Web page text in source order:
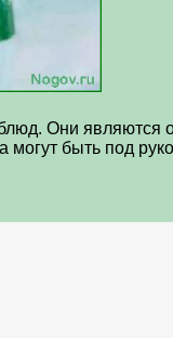
Они являются
быть под